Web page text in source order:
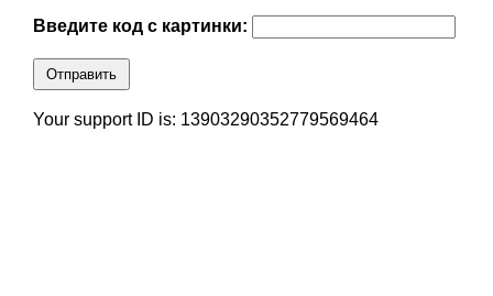
Введите код с картинки:
Отправить
Your support ID is: 13903290352779569464